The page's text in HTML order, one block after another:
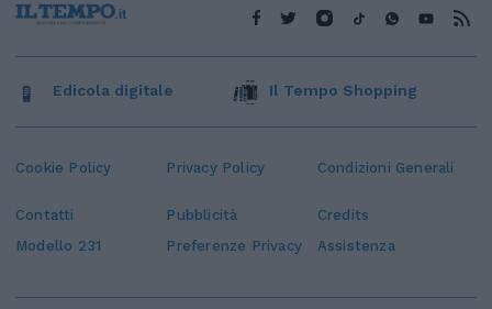
Cookie Policy Privacy Policy Condizioni Generali
Contatti Pubblicità
Credits
Modello 231
Preferenze Privacy Assistenza
Edicola digitale Il Tempo Shopping